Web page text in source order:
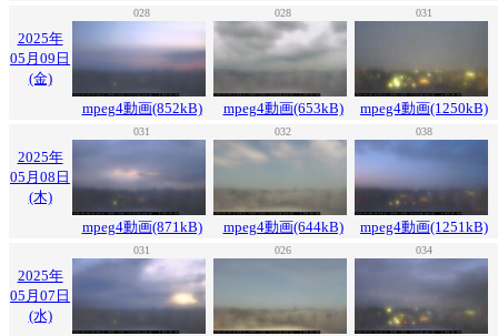
028 028 031
2025年
05月09日
(金)
mpeg4動画(852kB)
mpeg4動画(653kB) mpeg4動画(1250kB)
031 032 038
2025年
05月08日
(木)
mpeg4動画(871kB)
mpeg4動画(644kB) mpeg4動画(1251kB)
031 026 034
2025年
05月07日
(水)